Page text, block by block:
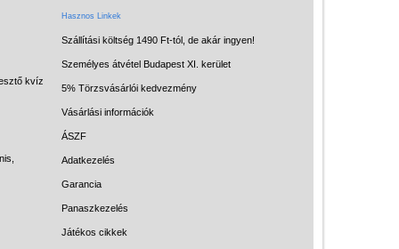
kvíz
Hasznos Linkek
Szállítási költség 1490 Ft-tól, de akár ingyen!
Személyes átvétel Budapest XI. kerület
5% Törzsvásárlói kedvezmény
Vásárlási információk
ÁSZF
Adatkezelés
Garancia
Panaszkezelés
Játékos cikkek
LOGICO
LÜK